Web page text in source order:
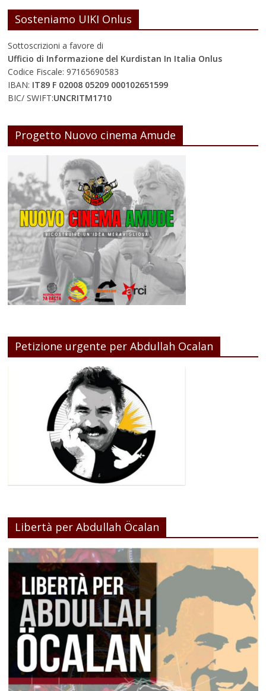
Sosteniamo UIKI Onlus
Sottoscrizioni a favore di
Ufficio di Informazione del Kurdistan In Italia Onlus
Codice Fiscale: 97165690583
IBAN: IT89 F 02008 05209 000102651599
BIC/ SWIFT:UNCRITM1710
Progetto Nuovo cinema Amude
Petizione urgente per Abdullah Ocalan
Libertà per Abdullah Öcalan